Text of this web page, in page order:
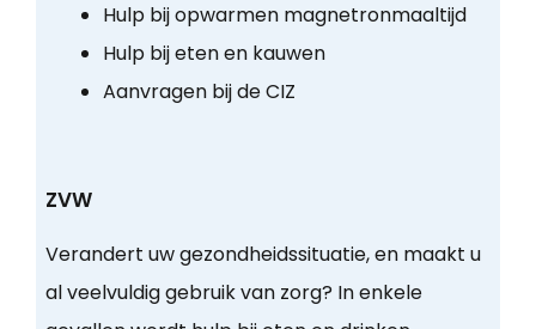
Hulp bij opwarmen magnetronmaaltijd
Hulp bij eten en kauwen
Aanvragen bij de CIZ
ZVW
Verandert uw gezondheidssituatie, en maakt u
al veelvuldig gebruik van zorg? In enkele